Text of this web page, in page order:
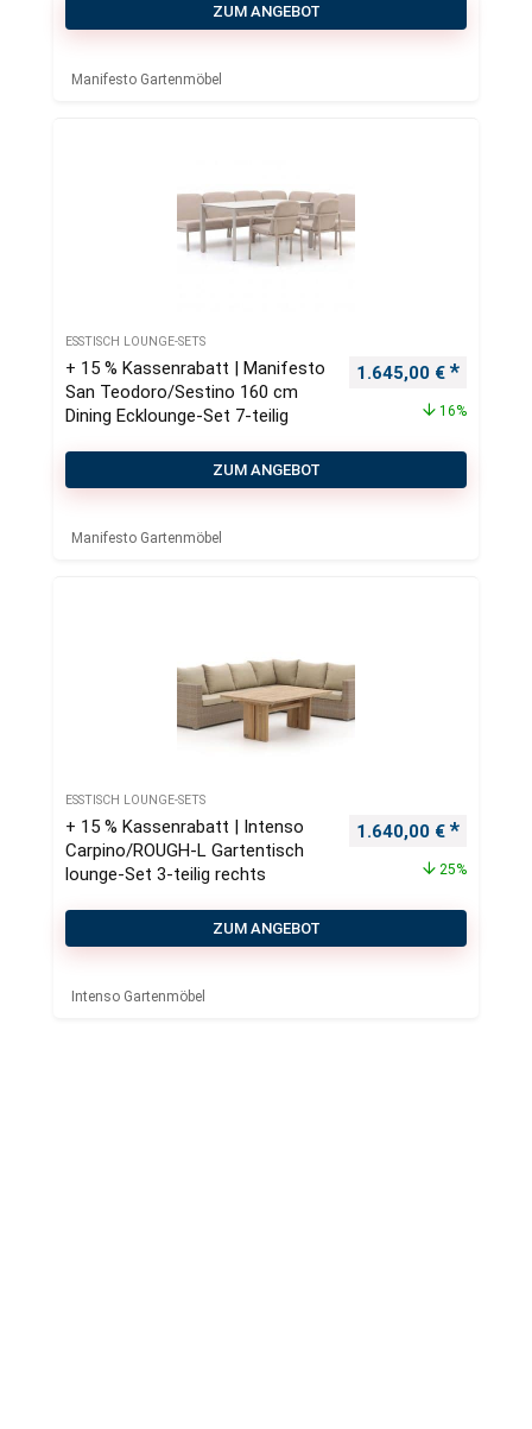
ZUM ANGEBOT
Manifesto Gartenmöbel
ESSTISCH LOUNGE-SETS
+ 15 % Kassenrabatt | Manifesto
San Teodoro/Sestino 160 cm
Dining Ecklounge-Set 7-teilig
Ursprünglicher
1.645,00 €
16%
ZUM ANGEBOT
Manifesto Gartenmöbel
ESSTISCH LOUNGE-SETS
+ 15 % Kassenrabatt | Intenso
Carpino/ROUGH-L Gartentisch
lounge-Set 3-teilig rechts
Ursprünglicher
1.640,00 €
25%
ZUM ANGEBOT
Intenso Gartenmöbel